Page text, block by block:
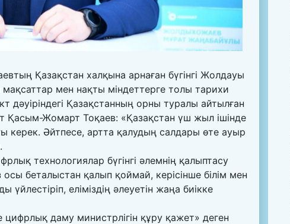
Қазақстан халқына арнаған бүгінгі Жолдауы
мен нақты міндеттерге толы тарихи
дәуіріндегі Қазақстанның орны туралы айтылған
Қасым-Жомарт Тоқаев: «Қазақстан үш жыл ішінде
керек. Әйтпесе, артта қалудың салдары өте ауыр
технологиялар бүгінгі әлемнің қалыптасу
беталыстан қалып қоймай, керісінше білім мен
еліміздің әлеуетін жаңа биікке
даму министрлігін құру қажет» деген